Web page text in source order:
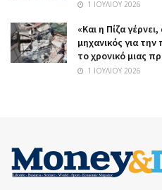
1 ΙΟΥΛΊΟΥ 2026
«Και η Πίζα
μηχανικός για
το χρονικό μιας
1 ΙΟΥΛΊΟΥ 2026